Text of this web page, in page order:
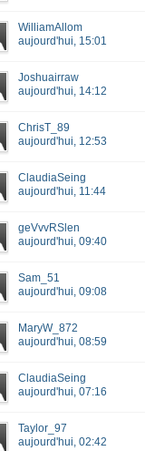
WilliamAllom
aujourd'hui, 15:01
Joshuairraw
aujourd'hui, 14:12
ChrisT_89
aujourd'hui, 12:53
ClaudiaSeing
aujourd'hui, 11:44
geVvvRSlen
aujourd'hui, 09:40
Sam_51
aujourd'hui, 09:08
MaryW_872
aujourd'hui, 08:59
ClaudiaSeing
aujourd'hui, 07:16
Taylor_97
aujourd'hui, 02:42